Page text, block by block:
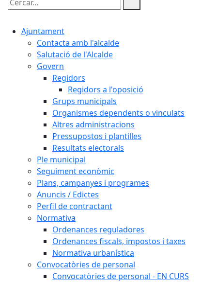
Cercar:
Ajuntament
Contacta amb l'alcalde
Salutació de l'Alcalde
Govern
Regidors
Regidors a l'oposició
Grups municipals
Organismes dependents o vinculats
Altres administracions
Pressupostos i plantilles
Resultats electorals
Ple municipal
Seguiment econòmic
Plans, campanyes i programes
Anuncis / Edictes
Perfil de contractant
Normativa
Ordenances reguladores
Ordenances fiscals, impostos i taxes
Normativa urbanística
Convocatòries de personal
Convocatòries de personal - EN CURS